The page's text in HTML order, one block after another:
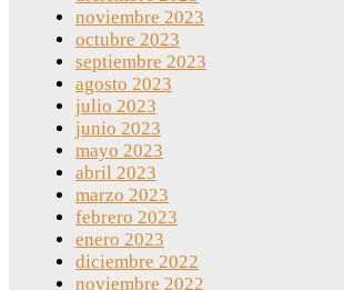
noviembre 2023
octubre 2023
septiembre 2023
agosto 2023
julio 2023
junio 2023
mayo 2023
abril 2023
marzo 2023
febrero 2023
enero 2023
diciembre 2022
noviembre 2022